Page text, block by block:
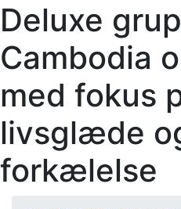
Deluxe
Cambodia
med fokus
livsglæde
forkælelse